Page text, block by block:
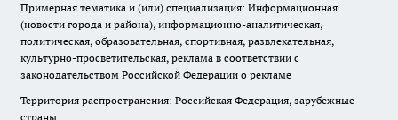
Примерная тематика и (или) специализация: Информационная
(новости города и района), информационно-аналитическая,
политическая, образовательная, спортивная, развлекательная,
культурно-просветительская, реклама в соответствии с
законодательством Российской Федерации о рекламе
Территория распространения: Российская Федерация, зарубежные
страны